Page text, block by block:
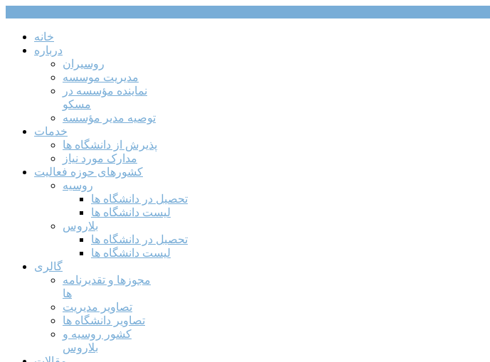
خانه
درباره
روسیران
مدیریت موسسه
نماینده مؤسسه در
مسکو
توصیه مدیر مؤسسه
خدمات
پذیرش از دانشگاه ها
مدارک مورد نیاز
کشورهای حوزه فعالیت
روسیه
تحصیل در دانشگاه ها
لیست دانشگاه ها
بلاروس
تحصیل در دانشگاه ها
لیست دانشگاه ها
گالری
مجوزها و تقدیرنامه
ها
تصاویر مدیریت
تصاویر دانشگاه ها
کشور روسیه و
بلاروس